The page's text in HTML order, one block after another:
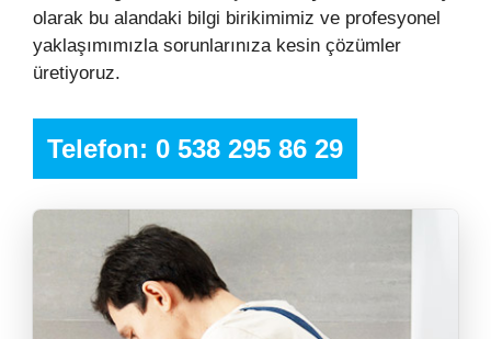
olarak bu alandaki bilgi birikimimiz ve profesyonel
yaklaşımımızla sorunlarınıza kesin çözümler
üretiyoruz.
Telefon: 0 538 295 86 29